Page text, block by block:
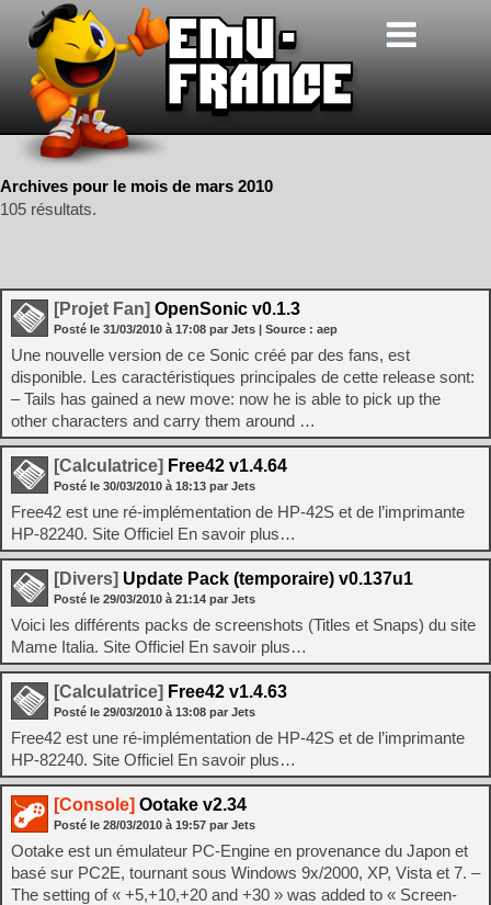
Archives pour le mois de mars 2010
105 résultats.
[Projet Fan] OpenSonic v0.1.3
Posté le 31/03/2010 à 17:08 par Jets | Source : aep
Une nouvelle version de ce Sonic créé par des fans, est
disponible. Les caractéristiques principales de cette release sont:
– Tails has gained a new move: now he is able to pick up the
other characters and carry them around …
[Calculatrice] Free42 v1.4.64
Posté le 30/03/2010 à 18:13 par Jets
Free42 est une ré-implémentation de HP-42S et de l’imprimante
HP-82240. Site Officiel En savoir plus…
[Divers] Update Pack (temporaire) v0.137u1
Posté le 29/03/2010 à 21:14 par Jets
Voici les différents packs de screenshots (Titles et Snaps) du site
Mame Italia. Site Officiel En savoir plus…
[Calculatrice] Free42 v1.4.63
Posté le 29/03/2010 à 13:08 par Jets
Free42 est une ré-implémentation de HP-42S et de l’imprimante
HP-82240. Site Officiel En savoir plus…
[Console] Ootake v2.34
Posté le 28/03/2010 à 19:57 par Jets
Ootake est un émulateur PC-Engine en provenance du Japon et
basé sur PC2E, tournant sous Windows 9x/2000, XP, Vista et 7. –
The setting of « +5,+10,+20 and +30 » was added to « Screen-